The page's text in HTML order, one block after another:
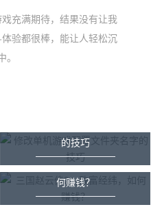
充满期待，结果没有让我
验都很棒，能让人轻松沉
。
的技巧
2026-04-13 14:52:02
三国赵云传2：致富经纬，如
何赚钱？